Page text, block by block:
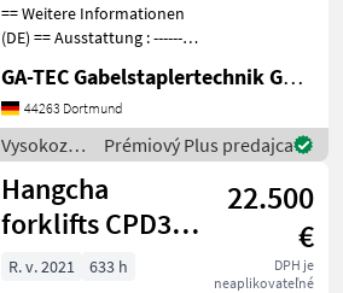
== Weitere Informationen
(DE) == Ausstattung : ----------
4. Ventil - Vollkabine -
Vollfreihub - Heizung -
Arbeitsscheinwerfer vorne
GA-TEC Gabelstaplertechnik GmbH
44263 Dortmund
Vysokozdvižné
vozíky a
skladová
technika /
Hangcha
forklifts
Prémiový Plus predajca
Hangcha
forklifts CPD35-
XD4-SI21
22.500
€
DPH je
neaplikovateľné
R. v. 2021
633 h